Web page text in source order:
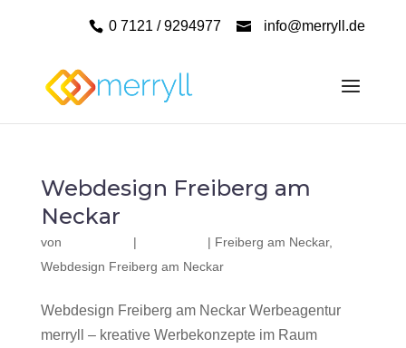
0 7121 / 9294977 info@merryll.de
Webdesign Freiberg am
Neckar
von | | Freiberg am Neckar,
Webdesign Freiberg am Neckar
Webdesign Freiberg am Neckar Werbeagentur
merryll – kreative Werbekonzepte im Raum